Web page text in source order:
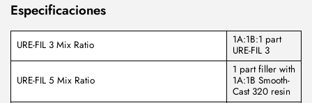
Especificaciones
URE-FIL 3 Mix Ratio
1A:1B:1 part
URE-FIL 3
URE-FIL 5 Mix Ratio
1 part filler with
1A:1B Smooth-
Cast 320 resin